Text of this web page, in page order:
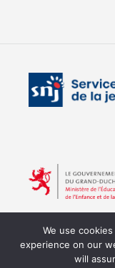
Copyright
We use
experience on our
will